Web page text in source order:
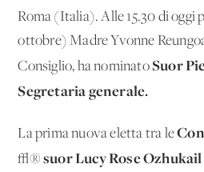
Roma (Italia). Alle 15.30 di oggi
ottobre) Madre Yvonne
Consiglio, ha nominatoSuor
Segretaria generale.
La prima nuova eletta tra le
√® suorLucy Rose Ozhukail